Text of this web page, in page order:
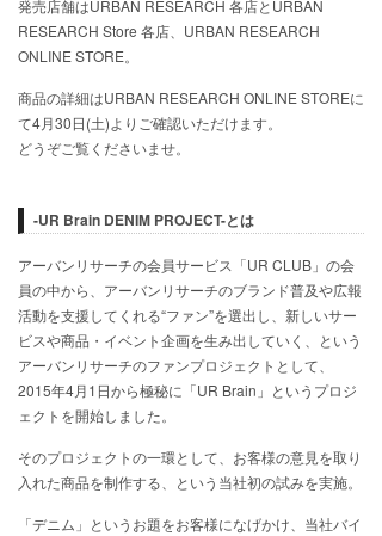
発売店舗はURBAN RESEARCH 各店とURBAN
RESEARCH Store 各店、URBAN RESEARCH
ONLINE STORE。
商品の詳細はURBAN RESEARCH ONLINE STOREに
て4月30日(土)よりご確認いただけます。
どうぞご覧くださいませ。
-UR Brain DENIM PROJECT-とは
アーバンリサーチの会員サービス「UR CLUB」の会
員の中から、アーバンリサーチのブランド普及や広報
活動を支援してくれる“ファン”を選出し、新しいサー
ビスや商品・イベント企画を生み出していく、という
アーバンリサーチのファンプロジェクトとして、
2015年4月1日から極秘に「UR Brain」というプロジ
ェクトを開始しました。
そのプロジェクトの一環として、お客様の意見を取り
入れた商品を制作する、という当社初の試みを実施。
「デニム」というお題をお客様になげかけ、当社バイ